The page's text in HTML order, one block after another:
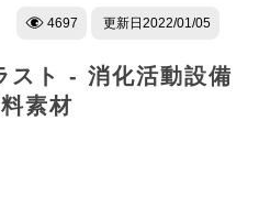
4697 更新日 2022/01/05
スト - 消化活動設備
素材